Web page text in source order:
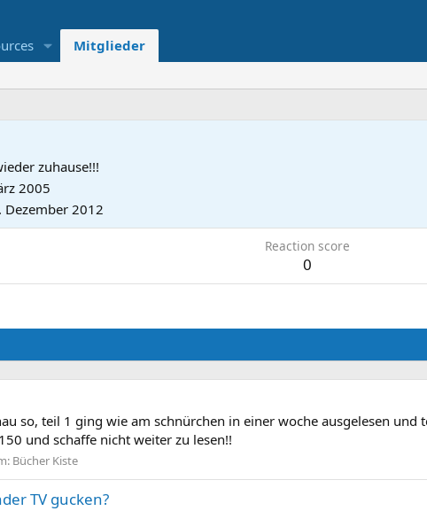
Mitglieder
zuhause!!!
2005
Dezember 2012
Reaction score
0
so, teil 1 ging wie am schnürchen in einer woche ausgelesen
und schaffe nicht weiter zu lesen!!
Bücher Kiste
TV gucken?